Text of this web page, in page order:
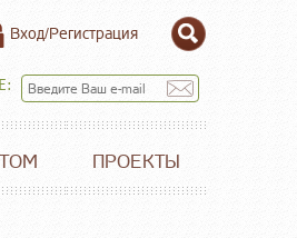
Вход/Регистрация
ПРОЕКТЫ